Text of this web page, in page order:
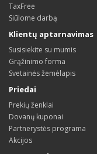
TaxFree
Siūlome darbą
Klientų aptarnavimas
Susisiekite su mumis
Grąžinimo forma
Svetainės žemėlapis
Priedai
Prekių ženklai
Dovanų kuponai
Partnerystės programa
Akcijos